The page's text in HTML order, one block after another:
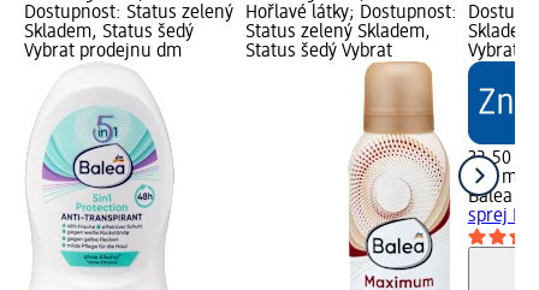
Dostupnost: Status zelený
Skladem, Status šedý
Vybrat prodejnu dm
Hořlavé látky; Dostupnost:
Status zelený Skladem,
Status šedý Vybrat
Vybrat
32,50 Kč
200 ml
Balea
sprej